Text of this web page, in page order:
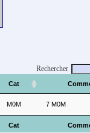
Rechercher
Cat
Cat
M0M 7 M0M